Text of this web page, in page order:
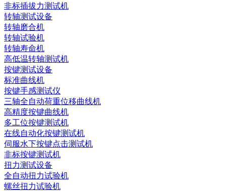
非标插拔力测试机
转轴测试设备
转轴磨合机
转轴试验机
转轴寿命机
高低温转轴测试机
按键测试设备
标准曲线机
按键手感测试仪
三轴全自动荷重位移曲线机
高精度按键曲线机
多工位按键测试机
在线自动化按键测试机
伺服水下按键点击测试机
非标按键测试机
扭力测试设备
全自动扭力试验机
螺丝扭力试验机